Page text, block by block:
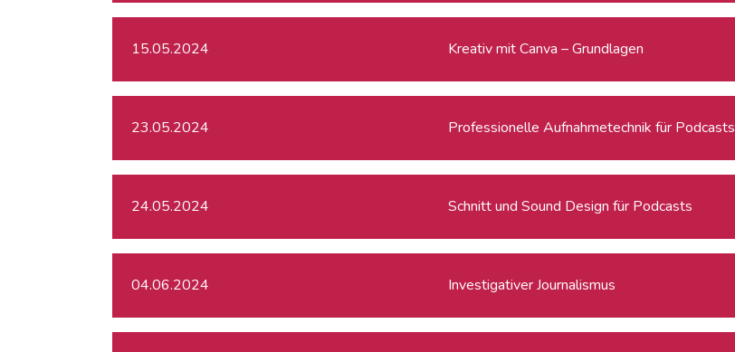
15.05.2024 Kreativ mit Canva – Grundlagen
23.05.2024 Professionelle Aufnahmetechnik für Podcasts
24.05.2024 Schnitt und Sound Design für Podcasts
04.06.2024 Investigativer Journalismus